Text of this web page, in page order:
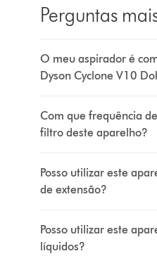
Perguntas
O meu aspirador é
Dyson Cyclone V10
Com que frequência
filtro deste aparelho?
Posso utilizar este
de extensão?
Posso utilizar este
líquidos?